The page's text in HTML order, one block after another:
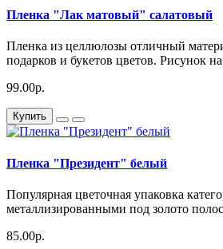
Пленка "Лак матовый" салатовый
Пленка из целлюлозы отличный
подарков и букетов цветов. Рисунок
99.00р.
Купить
Пленка "Президент" белый
Популярная цветочная упаковка
металлизированными под золото
85.00р.